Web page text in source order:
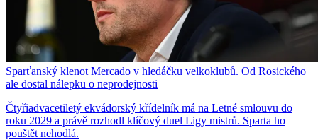
Sparťanský klenot Mercado v hledáčku velkoklubů. Od Rosického
ale dostal nálepku o neprodejnosti
Čtyřiadvacetiletý ekvádorský křídelník má na Letné smlouvu do
roku 2029 a právě rozhodl klíčový duel Ligy mistrů. Sparta ho
pouštět nehodlá.